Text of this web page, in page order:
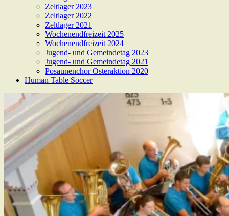
Zeltlager 2023
Zeltlager 2022
Zeltlager 2021
Wochenendfreizeit 2025
Wochenendfreizeit 2024
Jugend- und Gemeindetag 2023
Jugend- und Gemeindetag 2021
Posaunenchor Osteraktion 2020
Human Table Soccer